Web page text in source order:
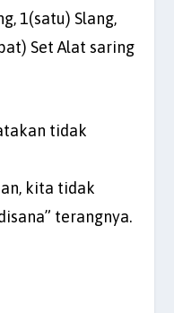
1(satu) Slang,
Set Alat saring
tidak
kita tidak
terangnya.